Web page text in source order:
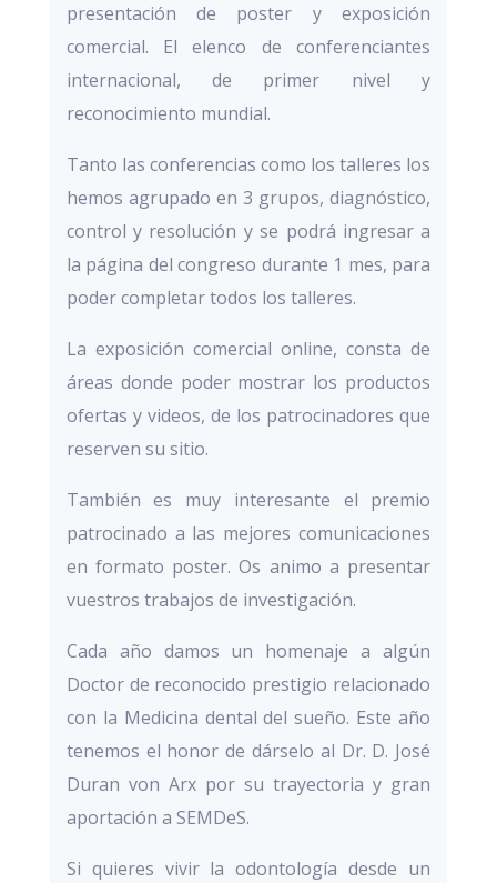
presentación de poster y exposición
comercial. El elenco de conferenciantes
internacional, de primer nivel y
reconocimiento mundial.
Tanto las conferencias como los talleres los
hemos agrupado en 3 grupos, diagnóstico,
control y resolución y se podrá ingresar a
la página del congreso durante 1 mes, para
poder completar todos los talleres.
La exposición comercial online, consta de
áreas donde poder mostrar los productos
ofertas y videos, de los patrocinadores que
reserven su sitio.
También es muy interesante el premio
patrocinado a las mejores comunicaciones
en formato poster. Os animo a presentar
vuestros trabajos de investigación.
Cada año damos un homenaje a algún
Doctor de reconocido prestigio relacionado
con la Medicina dental del sueño. Este año
tenemos el honor de dárselo al Dr. D. José
Duran von Arx por su trayectoria y gran
aportación a SEMDeS.
Si quieres vivir la odontología desde un